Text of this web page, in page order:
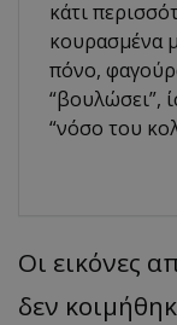
κάτι
κουρασμένα
πόνο,
“βουλώσει”,
“νόσο του
Οι εικόνες
δεν